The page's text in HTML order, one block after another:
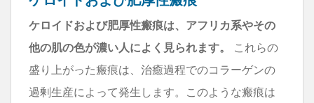
ケロイドおよび肥厚性瘢痕は、アフリカ系やその
他の肌の色が濃い人によく見られます。
これらの
盛り上がった瘢痕は、治癒過程でのコラーゲンの
過剰生産によって発生します。このような瘢痕は